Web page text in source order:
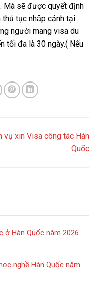
Mà sẽ được quyết định
thủ tục nhập cảnh tại
người mang visa du
tối đa là 30 ngày.( Nếu
vụ xin Visa công tác Hàn
Quốc
ở Hàn Quốc năm 2026
nghề Hàn Quốc năm